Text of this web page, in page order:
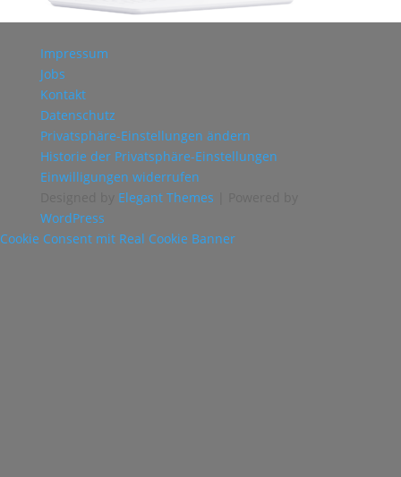
Impressum
Jobs
Kontakt
Datenschutz
Privatsphäre-Einstellungen ändern
Historie der Privatsphäre-Einstellungen
Einwilligungen widerrufen
Elegant Themes
WordPress
Cookie Consent mit Real Cookie Banner